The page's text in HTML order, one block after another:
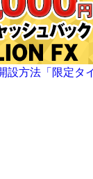
設方法「限定タ